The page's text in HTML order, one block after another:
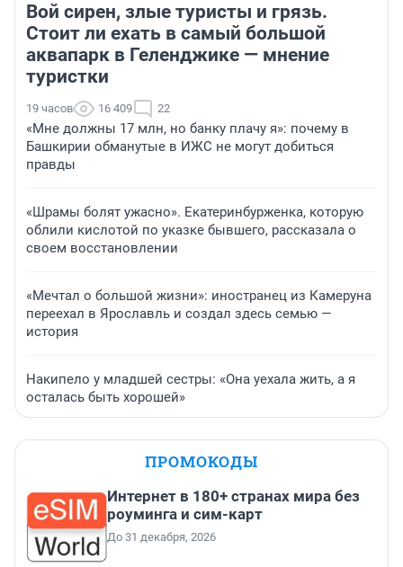
Вой сирен, злые туристы и грязь.
Стоит ли ехать в самый большой
аквапарк в Геленджике — мнение
туристки
19 часов 16 409 22
«Мне должны 17 млн, но банку плачу я»: почему в
Башкирии обманутые в ИЖС не могут добиться
правды
«Шрамы болят ужасно». Екатеринбурженка, которую
облили кислотой по указке бывшего, рассказала о
своем восстановлении
«Мечтал о большой жизни»: иностранец из Камеруна
переехал в Ярославль и создал здесь семью —
история
Накипело у младшей сестры: «Она уехала жить, а я
осталась быть хорошей»
ПРОМОКОДЫ
Интернет в 180+ странах мира без
роуминга и сим-карт
До 31 декабря, 2026